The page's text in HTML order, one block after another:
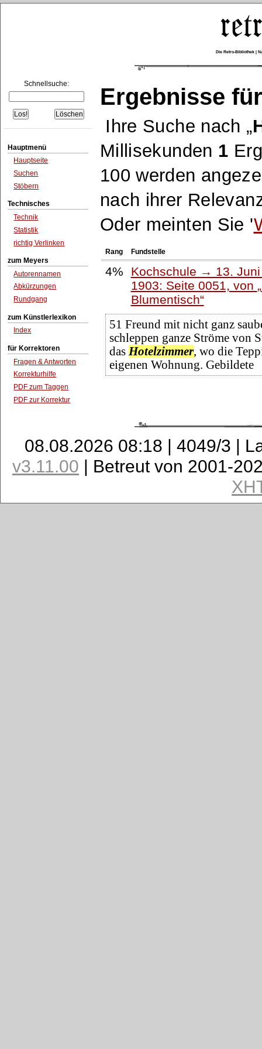
Die Retro-Bibliothek |
Schnellsuche:
Hauptmenü
Hauptseite
Suchen
Stöbern
Technisches
Technik
Statistik
richtig Verlinken
zum Meyers
Autorennamen
Abkürzungen
Rundgang
zum Künstlerlexikon
Index
für Korrektoren
Fragen & Antworten
Korrekturhilfe
PDF zum Taggen
PDF zur Korrektur
Ergebnisse
Ihre Suche nach
Millisekunden 1
100 werden
nach ihrer
Oder meinten Sie '
Rang Fundstelle
4%
Kochschule → 13.
1903: Seite 0051, von
Blumentisch
51 Freund mit nicht ganz
schleppen ganze Ströme von
das Hotelzimmer, wo die
eigenen Wohnung. Gebildete
08.08.2026 08:18 | 4049/3 |
v3.11.00 | Betreut von 2001-